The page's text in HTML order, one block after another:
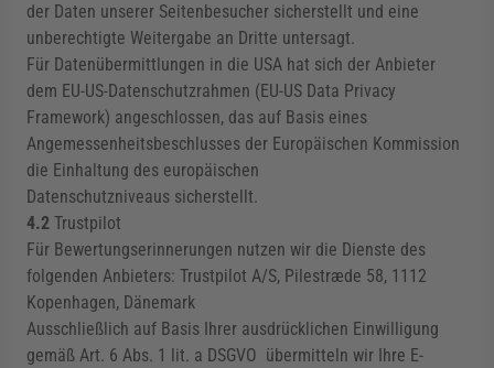
der Daten unserer Seitenbesucher sicherstellt und eine
unberechtigte Weitergabe an Dritte untersagt.
Für Datenübermittlungen in die USA hat sich der Anbieter
dem EU-US-Datenschutzrahmen (EU-US Data Privacy
Framework) angeschlossen, das auf Basis eines
Angemessenheitsbeschlusses der Europäischen Kommission
die Einhaltung des europäischen
Datenschutzniveaus sicherstellt.
4.2 Trustpilot
Für Bewertungserinnerungen nutzen wir die Dienste des
folgenden Anbieters: Trustpilot A/S, Pilestræde 58, 1112
Kopenhagen, Dänemark
Ausschließlich auf Basis Ihrer ausdrücklichen Einwilligung
gemäß Art. 6 Abs. 1 lit. a DSGVO übermitteln wir Ihre E-